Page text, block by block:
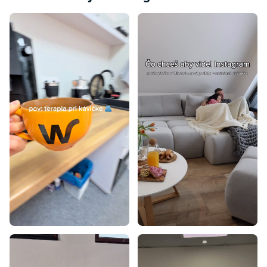
Skrine so zrkadlom
Skrine v dekore buku
Biela skriňa do detskej izby
Detské skrine farba dub
Rohové skrine do detskej izby